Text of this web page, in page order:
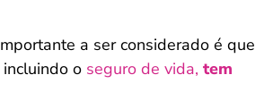
a ser considerado é que
o seguro de vida, tem